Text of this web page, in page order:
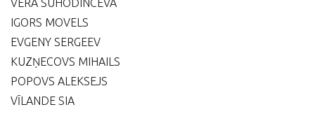
VERA SUHODINCEVA
IGORS MOVELS
EVGENY SERGEEV
KUZŅECOVS MIHAILS
POPOVS ALEKSEJS
VĪLANDE SIA